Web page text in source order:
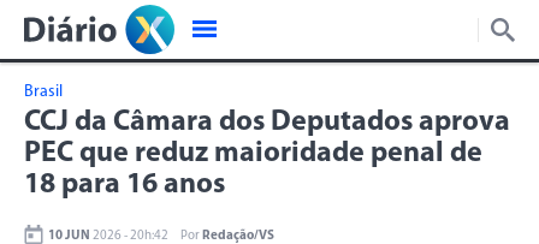
Brasil
CCJ da Câmara dos Deputados aprova
PEC que reduz maioridade penal de
18 para 16 anos
10 JUN 2026 - 20h:42 Por Redação/VS